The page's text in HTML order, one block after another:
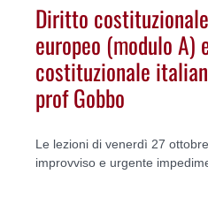
Diritto
europeo (modulo A)
costituzionale
prof Gobbo
Le lezioni di venerdì 27
improvviso e urgente